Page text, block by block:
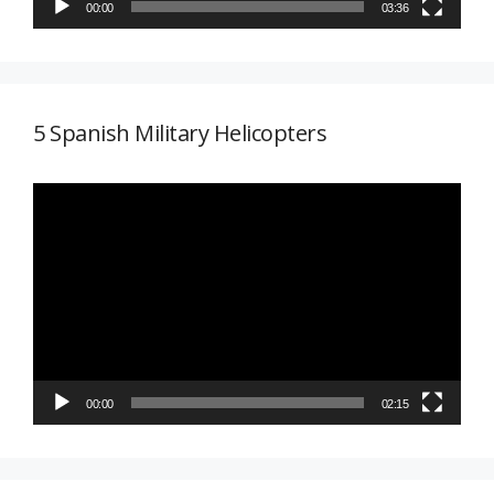
00:00 03:36
5 Spanish Military Helicopters
00:00 02:15